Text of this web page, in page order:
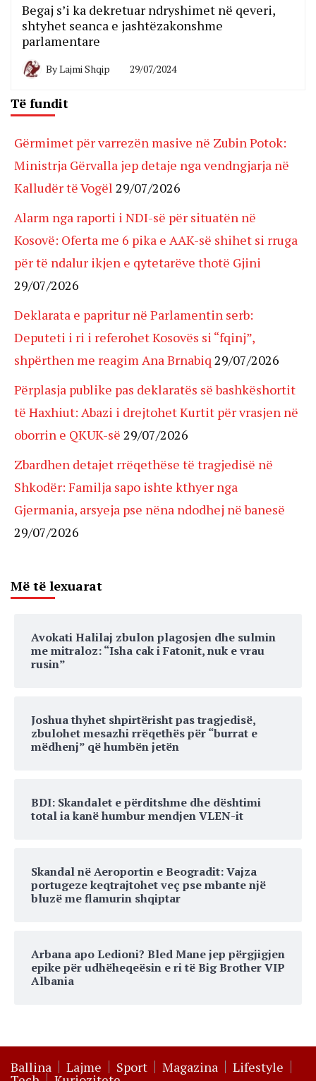
Begaj s’i ka dekretuar ndryshimet në qeveri,
shtyhet seanca e jashtëzakonshme
parlamentare
ByLajmi Shqip 29/07/2024
Të fundit
Gërmimet për varrezën masive në Zubin Potok:
Ministrja Gërvalla jep detaje nga vendngjarja në
Kalludër të Vogël 29/07/2026
Alarm nga raporti i NDI-së për situatën në
Kosovë: Oferta me 6 pika e AAK-së shihet si rruga
për të ndalur ikjen e qytetarëve thotë Gjini
29/07/2026
Deklarata e papritur në Parlamentin serb:
Deputeti i ri i referohet Kosovës si “fqinj”,
shpërthen me reagim Ana Brnabiq 29/07/2026
Përplasja publike pas deklaratës së bashkëshortit
të Haxhiut: Abazi i drejtohet Kurtit për vrasjen në
oborrin e QKUK-së 29/07/2026
Zbardhen detajet rrëqethëse të tragjedisë në
Shkodër: Familja sapo ishte kthyer nga
Gjermania, arsyeja pse nëna ndodhej në banesë
29/07/2026
Më të lexuarat
Avokati Halilaj zbulon plagosjen dhe sulmin
me mitraloz: “Isha cak i Fatonit, nuk e vrau
rusin”
Joshua thyhet shpirtërisht pas tragjedisë,
zbulohet mesazhi rrëqethës për “burrat e
mëdhenj” që humbën jetën
BDI: Skandalet e përditshme dhe dështimi
total ia kanë humbur mendjen VLEN-it
Skandal në Aeroportin e Beogradit: Vajza
portugeze keqtrajtohet veç pse mbante një
bluzë me flamurin shqiptar
Arbana apo Ledioni? Bled Mane jep përgjigjen
epike për udhëheqeësin e ri të Big Brother VIP
Albania
Ballina Lajme Sport Magazina Lifestyle